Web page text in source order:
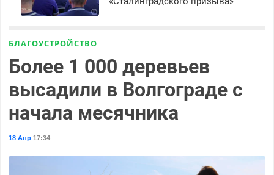
БЛАГОУСТРОЙСТВО
Более 1 000 деревьев
высадили в Волгограде с
начала месячника
18 Апр17:34